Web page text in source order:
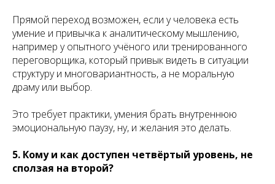
Прямой переход возможен, если у человека есть
умение и привычка к аналитическому мышлению,
например у опытного учёного или тренированного
переговорщика, который привык видеть в ситуации
структуру и многовариантность, а не моральную
драму или выбор.
Это требует практики, умения брать внутреннюю
эмоциональную паузу, ну, и желания это делать.
5. Кому и как доступен четвёртый уровень, не
сползая на второй?